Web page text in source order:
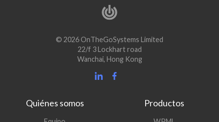
© 2026 OnTheGoSystems Limited
22/f 3 Lockhart road
Wanchai, Hong Kong
Quiénes somos Productos